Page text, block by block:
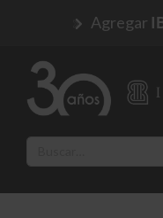
Agregar